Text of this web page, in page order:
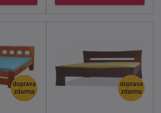
doprava
zdarma
doprava
zdarma